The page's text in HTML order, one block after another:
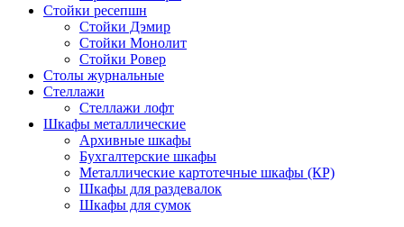
Стойки ресепшн
Стойки Дэмир
Стойки Монолит
Стойки Ровер
Столы журнальные
Стеллажи
Стеллажи лофт
Шкафы металлические
Архивные шкафы
Бухгалтерские шкафы
Металлические картотечные шкафы (КР)
Шкафы для раздевалок
Шкафы для сумок